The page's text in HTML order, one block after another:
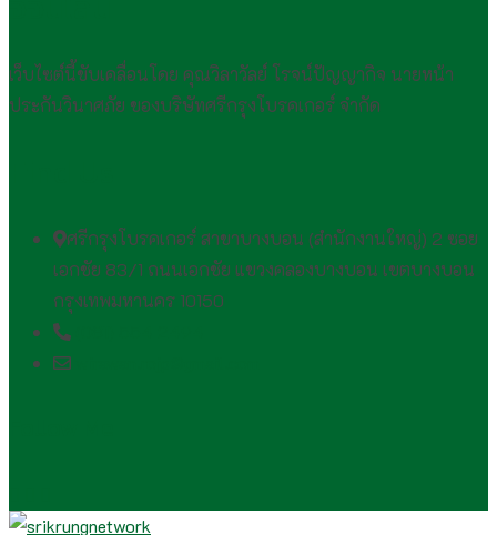
เว็บไซต์นี้ขับเคลื่อนโดย คุณวิลาวัลย์ โรจน์ปัญญากิจ นายหน้า
ประกันวินาศภัย ของบริษัทศรีกรุงโบรคเกอร์ จำกัด
ศรีกรุงโบรคเกอร์ สาขาบางบอน (สำนักงานใหญ่) 2 ซอย
เอกชัย 83/1 ถนนเอกชัย แขวงคลองบางบอน เขตบางบอน
กรุงเทพมหานคร 10150